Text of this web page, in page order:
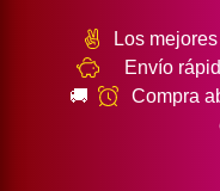
Los
Envío
🚚
Compra